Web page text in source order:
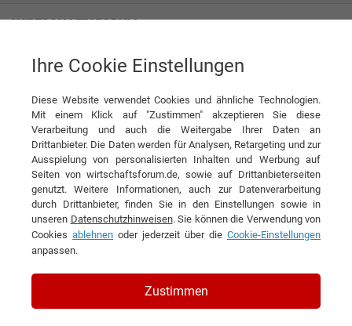
KONTAKT
Fehr Lagerlogistik AG
Branchen & Themen:
Ihre Cookie Einstellungen
Diese Website verwendet Cookies und ähnliche Technologien.
Mit einem Klick auf "Zustimmen" akzeptieren Sie diese
Verarbeitung und auch die Weitergabe Ihrer Daten an
Drittanbieter. Die Daten werden für Analysen, Retargeting und zur
Ausspielung von personalisierten Inhalten und Werbung auf
Seiten von wirtschaftsforum.de, sowie auf Drittanbieterseiten
genutzt. Weitere Informationen, auch zur Datenverarbeitung
durch Drittanbieter, finden Sie in den Einstellungen sowie in
unseren Datenschutzhinweisen. Sie können die Verwendung von
Cookies ablehnen oder jederzeit über die Cookie-Einstellungen
anpassen.
Zustimmen